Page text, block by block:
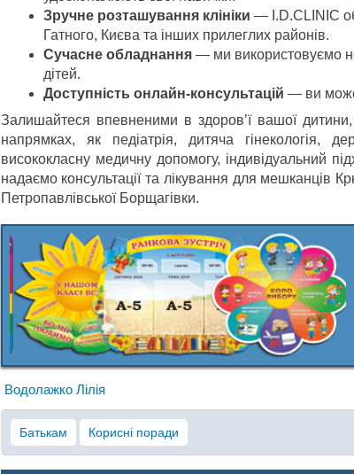
Зручне розташування клініки — I.D.CLINIC
Гатного, Києва та інших прилеглих районів.
Сучасне обладнання— ми використовуємо
дітей.
Доступність онлайн-консультацій — ви
Залишайтеся впевненими в здоров’ї вашої
напрямках, як педіатрія, дитяча гінекологія,
висококласну медичну допомогу, індивідуальний
надаємо консультації та лікування для мешканців
Петропавлівської Борщагівки.
Водолажко Лілія
Батькам Корисні поради